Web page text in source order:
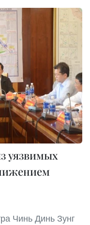
уязвимых
Чинь Динь Зунг